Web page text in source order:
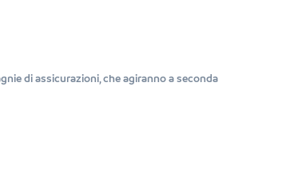
di assicurazioni, che agiranno a seconda